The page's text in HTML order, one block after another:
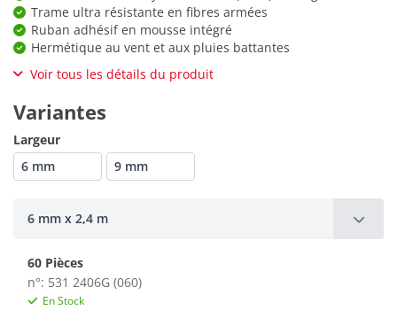
Trame ultra résistante en fibres armées
Ruban adhésif en mousse intégré
Hermétique au vent et aux pluies battantes
Voir tous les détails du produit
Variantes
Largeur
6 mm
9 mm
6 mm x 2,4 m
60 Pièces
n°: 531 2406G (060)
En Stock